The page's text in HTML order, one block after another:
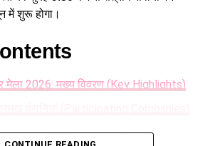
रोजगार बड़ी उपलब्धि
नौकरी प्रदान कर चुकी है। प्रदेश में वर्ष 2024
में शुरू होगा।
मेला 2026: मुख्य विवरण (Key Highlights)
Mela 2026 : आवेदन और पंजीकरण